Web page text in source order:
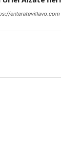
enteratevillavo.com